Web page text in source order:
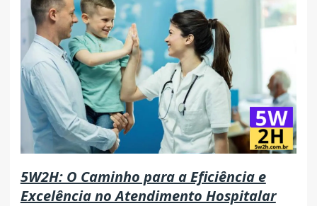
5W2H: O Caminho para a Eficiência e
Excelência no Atendimento Hospitalar